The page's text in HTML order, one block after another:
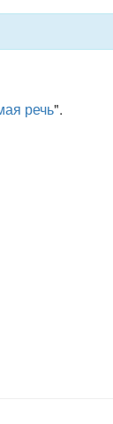
речь".